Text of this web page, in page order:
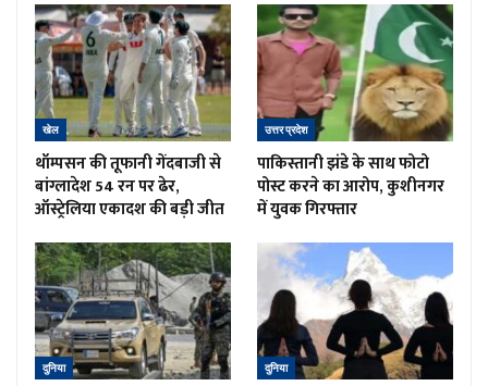
खेल
थॉम्पसन की तूफानी गेंदबाजी से
बांग्लादेश 54 रन पर ढेर,
ऑस्ट्रेलिया एकादश की बड़ी जीत
उत्तर प्रदेश
पाकिस्तानी झंडे के साथ फोटो
पोस्ट करने का आरोप, कुशीनगर
में युवक गिरफ्तार
दुनिया दुनिया